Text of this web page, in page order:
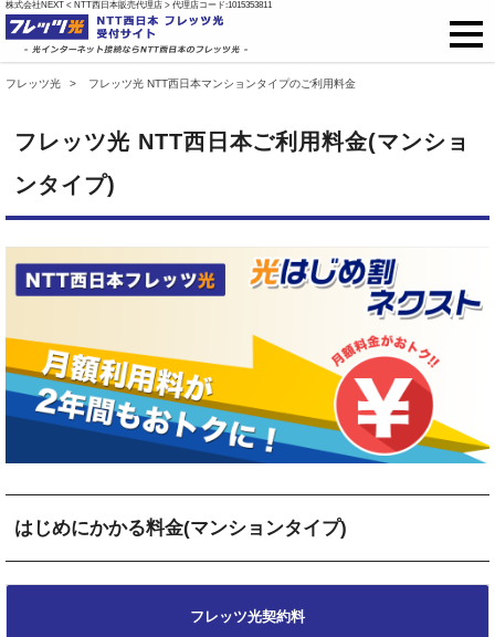
株式会社NEXT < NTT西日本販売代理店 > 代理店コード:1015353811
フレッツ光
戸建て向け料金
プロバイダ料金
ご開通までの流れ
オプション
インターネット接続 提供エリア
光回線 提供エリア
新規お申込はこちら
フレッツ光 フレッツ光 NTT西日本マンションタイプのご利用料金
フレッツ光 NTT西日本ご利用料金(マンショ
ンタイプ)
はじめにかかる料金(マンションタイプ)
フレッツ光契約料